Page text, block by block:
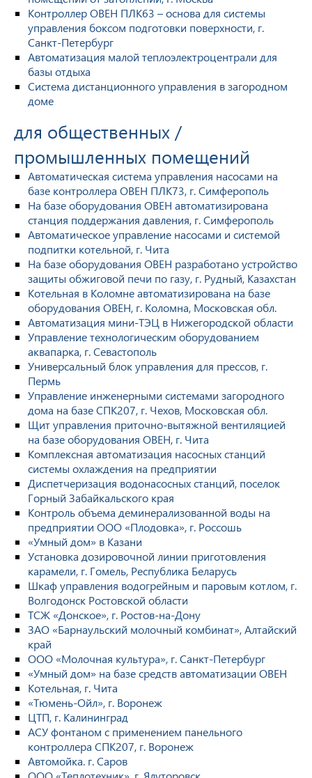
Контроллер ОВЕН ПЛК63 – основа для системы
управления боксом подготовки поверхности, г.
Санкт-Петербург
Автоматизация малой теплоэлектроцентрали для
базы отдыха
Система дистанционного управления в загородном
доме
для общественных /
промышленных помещений
Автоматическая система управления насосами на
базе контроллера ОВЕН ПЛК73, г. Симферополь
На базе оборудования ОВЕН автоматизирована
станция поддержания давления, г. Симферополь
Автоматическое управление насосами и системой
подпитки котельной, г. Чита
На базе оборудования ОВЕН разработано устройство
защиты обжиговой печи по газу, г. Рудный, Казахстан
Котельная в Коломне автоматизирована на базе
оборудования ОВЕН, г. Коломна, Московская обл.
Автоматизация мини-ТЭЦ в Нижегородской области
Управление технологическим оборудованием
аквапарка, г. Севастополь
Универсальный блок управления для прессов, г.
Пермь
Управление инженерными системами загородного
дома на базе СПК207, г. Чехов, Московская обл.
Щит управления приточно-вытяжной вентиляцией
на базе оборудования ОВЕН, г. Чита
Комплексная автоматизация насосных станций
системы охлаждения на предприятии
Диспетчеризация водонасосных станций, поселок
Горный Забайкальского края
Контроль объема деминерализованной воды на
предприятии ООО «Плодовка», г. Россошь
«Умный дом» в Казани
Установка дозировочной линии приготовления
карамели, г. Гомель, Республика Беларусь
Шкаф управления водогрейным и паровым котлом, г.
Волгодонск Ростовской области
ТСЖ «Донское», г. Ростов-на-Дону
ЗАО «Барнаульский молочный комбинат», Алтайский
край
ООО «Молочная культура», г. Санкт-Петербург
«Умный дом» на базе средств автоматизации ОВЕН
Котельная, г. Чита
«Тюмень-Ойл», г. Воронеж
ЦТП, г. Калининград
АСУ фонтаном с применением панельного
контроллера СПК207, г. Воронеж
Автомойка. г. Саров